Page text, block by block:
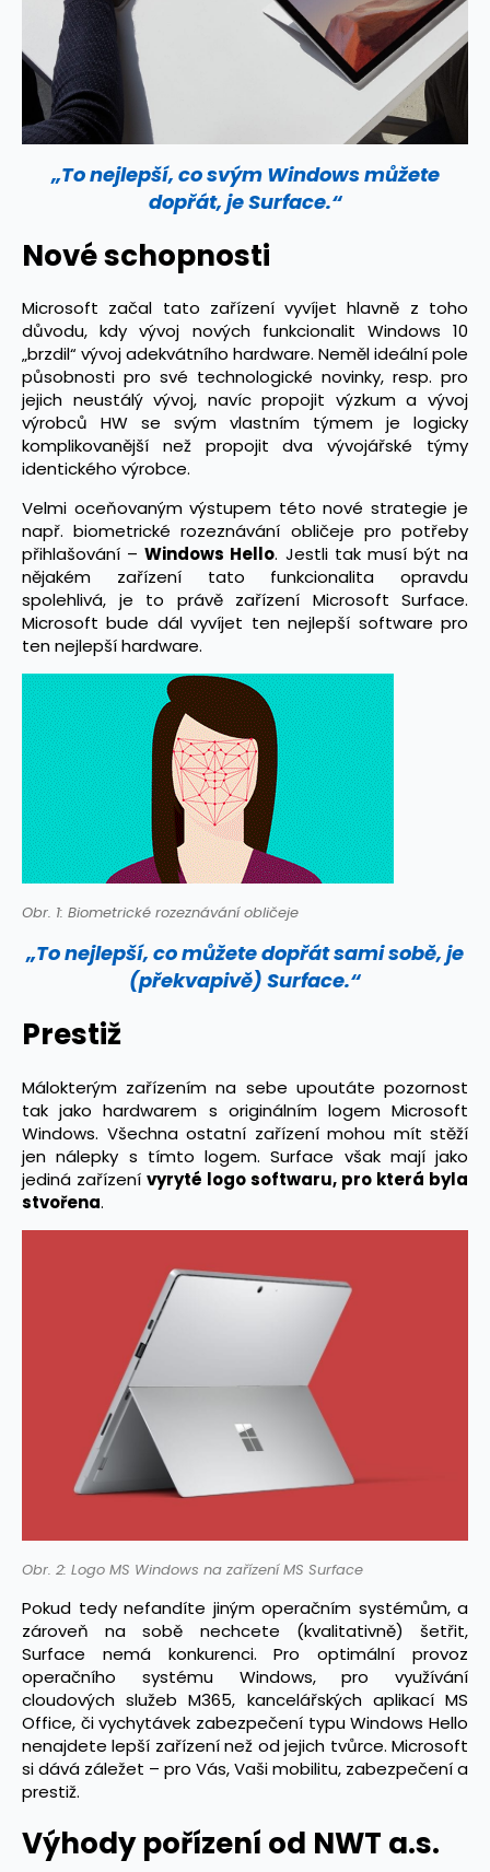
„To nejlepší, co svým Windows můžete
dopřát, je Surface.“
Nové schopnosti
Microsoft začal tato zařízení vyvíjet hlavně z toho
důvodu, kdy vývoj nových funkcionalit Windows 10
„brzdil“ vývoj adekvátního hardware. Neměl ideální pole
působnosti pro své technologické novinky, resp. pro
jejich neustálý vývoj, navíc propojit výzkum a vývoj
výrobců HW se svým vlastním týmem je logicky
komplikovanější než propojit dva vývojářské týmy
identického výrobce.
Velmi oceňovaným výstupem této nové strategie je
např. biometrické rozeznávání obličeje pro potřeby
přihlašování –Windows Hello. Jestli tak musí být na
nějakém zařízení tato funkcionalita opravdu
spolehlivá, je to právě zařízení Microsoft Surface.
Microsoft bude dál vyvíjet ten nejlepší software pro
ten nejlepší hardware.
Obr. 1: Biometrické rozeznávání obličeje
„To nejlepší, co můžete dopřát sami sobě, je
(překvapivě) Surface.“
Prestiž
Málokterým zařízením na sebe upoutáte pozornost
tak jako hardwarem s originálním logem Microsoft
Windows. Všechna ostatní zařízení mohou mít stěží
jen nálepky s tímto logem. Surface však mají jako
jediná zařízení vyryté logo softwaru, pro která byla
stvořena.
Obr. 2: Logo MS Windows na zařízení MS Surface
Pokud tedy nefandíte jiným operačním systémům, a
zároveň na sobě nechcete (kvalitativně) šetřit,
Surface nemá konkurenci. Pro optimální provoz
operačního systému Windows, pro využívání
cloudových služeb M365, kancelářských aplikací MS
Office, či vychytávek zabezpečení typu Windows Hello
nenajdete lepší zařízení než od jejich tvůrce. Microsoft
si dává záležet – pro Vás, Vaši mobilitu, zabezpečení a
prestiž.
Výhody pořízení od NWT a.s.